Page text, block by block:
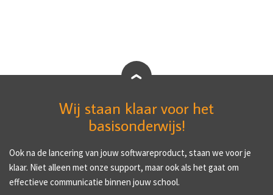
Wij staan klaar voor het
basisonderwijs!
Ook na de lancering van jouw softwareproduct, staan we voor je
klaar. Niet alleen met onze support, maar ook als het gaat om
effectieve communicatie binnen jouw school.